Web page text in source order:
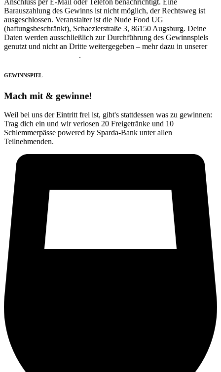
Barauszahlung des Gewinns ist nicht möglich, der Rechtsweg ist
ausgeschlossen. Veranstalter ist die Nude Food UG
(haftungsbeschränkt), Schaezlerstraße 3, 86150 Augsburg. Deine
Daten werden ausschließlich zur Durchführung des Gewinnspiels
genutzt und nicht an Dritte weitergegeben – mehr dazu in unserer
.
GEWINNSPIEL
Mach mit & gewinne!
Weil bei uns der Eintritt frei ist, gibt's stattdessen was zu gewinnen:
Trag dich ein und wir verlosen 20 Freigetränke und 10
Schlemmerpässe powered by Sparda-Bank unter allen
Teilnehmenden.